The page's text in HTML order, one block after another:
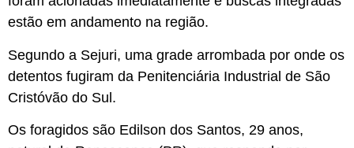
estão em andamento na região.
Segundo a Sejuri, uma grade arrombada por onde os
detentos fugiram da Penitenciária Industrial de São
Cristóvão do Sul.
Os foragidos são Edilson dos Santos, 29 anos,